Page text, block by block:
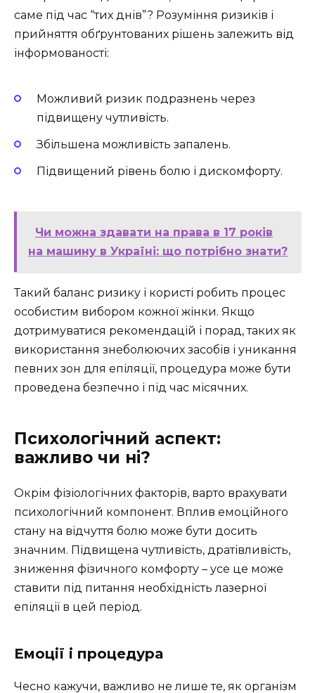
саме під час “тих днів”? Розуміння ризиків і
прийняття обґрунтованих рішень залежить від
інформованості:
Можливий ризик подразнень через
підвищену чутливість.
Збільшена можливість запалень.
Підвищений рівень болю і дискомфорту.
Чи можна здавати на права в 17 років
на машину в Україні: що потрібно знати?
Такий баланс ризику і користі робить процес
особистим вибором кожної жінки. Якщо
дотримуватися рекомендацій і порад, таких як
використання знеболюючих засобів і уникання
певних зон для епіляції, процедура може бути
проведена безпечно і під час місячних.
Психологічний аспект:
важливо чи ні?
Окрім фізіологічних факторів, варто врахувати
психологічний компонент. Вплив емоційного
стану на відчуття болю може бути досить
значним. Підвищена чутливість, дратівливість,
зниження фізичного комфорту – усе це може
ставити під питання необхідність лазерної
епіляції в цей період.
Емоції і процедура
Чесно кажучи, важливо не лише те, як організм